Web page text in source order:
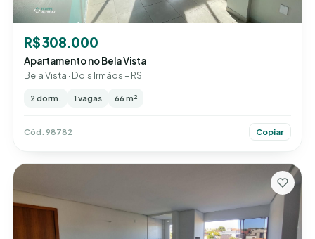
R$ 308.000
Apartamento no Bela Vista
Bela Vista · Dois Irmãos – RS
2 dorm. 1 vagas 66 m²
Cód. 98782 Copiar